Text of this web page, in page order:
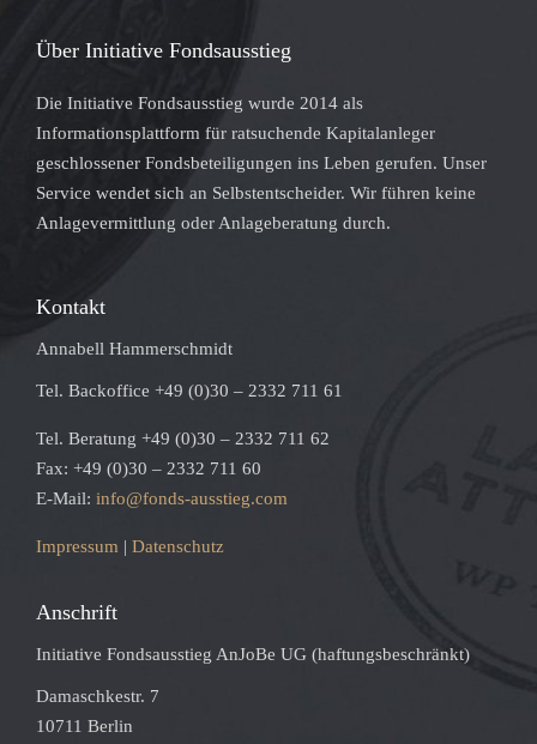
Über Initiative Fondsausstieg
Die Initiative Fondsausstieg wurde 2014 als
Informationsplattform für ratsuchende Kapitalanleger
geschlossener Fondsbeteiligungen ins Leben gerufen. Unser
Service wendet sich an Selbstentscheider. Wir führen keine
Anlagevermittlung oder Anlageberatung durch.
Kontakt
Annabell Hammerschmidt
Tel. Backoffice +49 (0)30 – 2332 711 61
Tel. Beratung +49 (0)30 – 2332 711 62
Fax: +49 (0)30 – 2332 711 60
E-Mail: info@fonds-ausstieg.com
Impressum | Datenschutz
Anschrift
Initiative Fondsausstieg AnJoBe UG (haftungsbeschränkt)
Damaschkestr. 7
10711 Berlin